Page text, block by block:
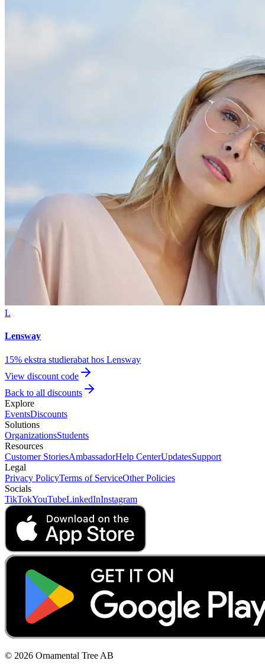
L
Lensway
15% ekstra studierabat hos Lensway
View discount code
Back to all discounts
Explore
EventsDiscounts
Solutions
OrganizationsStudents
Resources
Customer StoriesAmbassadorHelp CenterUpdatesSupport
Legal
Privacy PolicyTerms of ServiceOther Policies
Socials
TikTokYouTubeLinkedInInstagram
© 2026 Ornamental Tree AB